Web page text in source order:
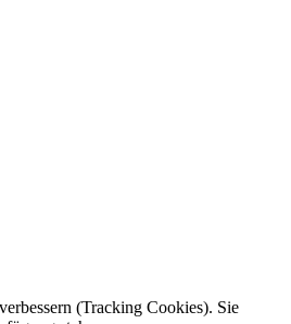
(Tracking Cookies). Sie